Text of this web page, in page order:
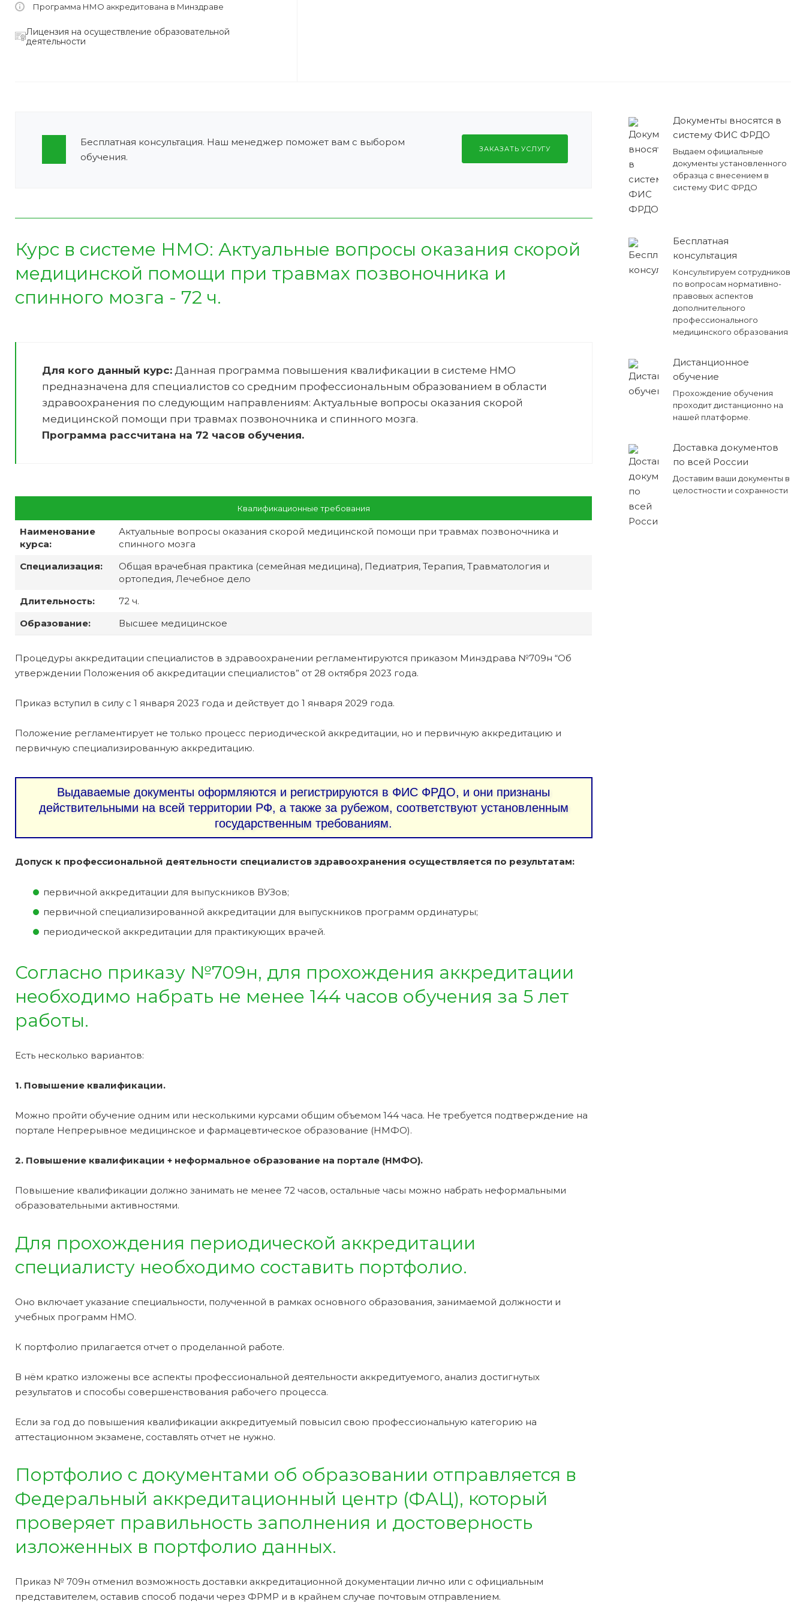
Программа НМО аккредитована в Минздраве
Лицензия на осуществление образовательной
деятельности
Документы вносятся в
систему ФИС ФРДО
Выдаем официальные
документы установленного
образца с внесением в
систему ФИС ФРДО
Бесплатная
консультация
Консультируем сотрудников
по вопросам нормативно-
правовых аспектов
дополнительного
профессионального
медицинского образования
Дистанционное
обучение
Прохождение обучения
проходит дистанционно на
нашей платформе.
Доставка документов
по всей России
Доставим ваши документы в
целостности и сохранности
Бесплатная консультация. Наш менеджер поможет вам с выбором
обучения.
ЗАКАЗАТЬ УСЛУГУ
Курс в системе НМО: Актуальные вопросы оказания скорой
медицинской помощи при травмах позвоночника и
спинного мозга - 72 ч.
Для кого данный курс: Данная программа повышения квалификации в системе НМО
предназначена для специалистов со средним профессиональным образованием в области
здравоохранения по следующим направлениям: Актуальные вопросы оказания скорой
медицинской помощи при травмах позвоночника и спинного мозга.
Программа рассчитана на 72 часов обучения.
Квалификационные требования
Наименование
курса:
Актуальные вопросы оказания скорой медицинской помощи при травмах позвоночника и
спинного мозга
Специализация:
Общая врачебная практика (семейная медицина), Педиатрия, Терапия, Травматология и
ортопедия, Лечебное дело
Длительность:
72 ч.
Образование:
Высшее медицинское
Процедуры аккредитации специалистов в здравоохранении регламентируются приказом Минздрава №709н “Об
утверждении Положения об аккредитации специалистов” от 28 октября 2023 года.
Приказ вступил в силу с 1 января 2023 года и действует до 1 января 2029 года.
Положение регламентирует не только процесс периодической аккредитации, но и первичную аккредитацию и
первичную специализированную аккредитацию.
Выдаваемые документы оформляются и регистрируются в ФИС ФРДО, и они признаны
действительными на всей территории РФ, а также за рубежом, соответствуют установленным
государственным требованиям.
Допуск к профессиональной деятельности специалистов здравоохранения осуществляется по результатам:
первичной аккредитации для выпускников ВУЗов;
первичной специализированной аккредитации для выпускников программ ординатуры;
периодической аккредитации для практикующих врачей.
Согласно приказу №709н, для прохождения аккредитации
необходимо набрать не менее 144 часов обучения за 5 лет
работы.
Есть несколько вариантов:
1. Повышение квалификации.
Можно пройти обучение одним или несколькими курсами общим объемом 144 часа. Не требуется подтверждение на
портале Непрерывное медицинское и фармацевтическое образование (НМФО).
2. Повышение квалификации + неформальное образование на портале (НМФО).
Повышение квалификации должно занимать не менее 72 часов, остальные часы можно набрать неформальными
образовательными активностями.
Для прохождения периодической аккредитации
специалисту необходимо составить портфолио.
Оно включает указание специальности, полученной в рамках основного образования, занимаемой должности и
учебных программ НМО.
К портфолио прилагается отчет о проделанной работе.
В нём кратко изложены все аспекты профессиональной деятельности аккредитуемого, анализ достигнутых
результатов и способы совершенствования рабочего процесса.
Если за год до повышения квалификации аккредитуемый повысил свою профессиональную категорию на
аттестационном экзамене, составлять отчет не нужно.
Портфолио с документами об образовании отправляется в
Федеральный аккредитационный центр (ФАЦ), который
проверяет правильность заполнения и достоверность
изложенных в портфолио данных.
Приказ № 709н отменил возможность доставки аккредитационной документации лично или с официальным
представителем, оставив способ подачи через ФРМР и в крайнем случае почтовым отправлением.